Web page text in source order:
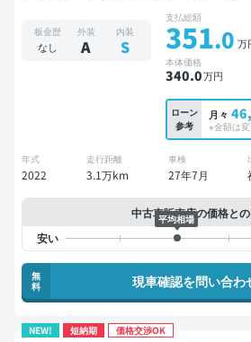
ラ ドライブレコーダー 衝突軽減
板金歴
なし
外装
A
内装
S
支払総額
351.0 万
本体価格
340.0万円
ローン
参考
月々
※金額は変
年式
2022
走行距離
3.1万km
車検
27年7月
中古車販売店の価格と
平均相場
無
料
現車確認を問い合わ
NEW! 短納期 価格交渉OK